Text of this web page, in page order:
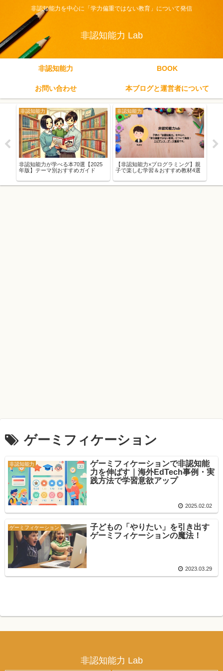
非認知能力を中心に「学力偏重ではない教育」について発信
非認知能力 Lab
非認知能力 BOOK
お問い合わせ 本ブログと運営者について
非認知能力
非認知能力が学べる本70選【2025
年版】テーマ別おすすめガイド
非認知能力
【非認知能力×プログラミング】親
子で楽しむ学習＆おすすめ教材4選
ゲーミフィケーション
非認知能力
ゲーミフィケーションで非認知能
力を伸ばす｜海外EdTech事例・実
践方法で学習意欲アップ
2025.02.02
ゲーミフィケーション
子どもの「やりたい」を引き出す
ゲーミフィケーションの魔法！
2023.03.29
非認知能力 Lab